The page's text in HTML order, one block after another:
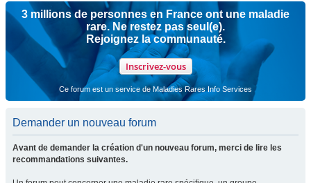
3 millions de personnes en France ont une maladie
rare. Ne restez pas seul(e).
Rejoignez la communauté.
Inscrivez-vous
Ce forum est un service de Maladies Rares Info Services
Demander un nouveau forum
Avant de demander la création d'un nouveau forum, merci de lire les
recommandations suivantes.